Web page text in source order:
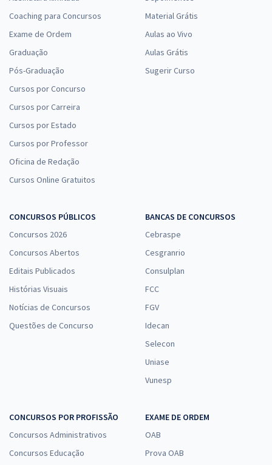
Coaching para Concursos
Exame de Ordem
Graduação
Pós-Graduação
Cursos por Concurso
Cursos por Carreira
Cursos por Estado
Cursos por Professor
Oficina de Redação
Cursos Online Gratuitos
Material Grátis
Aulas ao Vivo
Aulas Grátis
Sugerir Curso
CONCURSOS PÚBLICOS
Concursos 2026
Concursos Abertos
Editais Publicados
Histórias Visuais
Notícias de Concursos
Questões de Concurso
BANCAS DE CONCURSOS
Cebraspe
Cesgranrio
Consulplan
FCC
FGV
Idecan
Selecon
Uniase
Vunesp
CONCURSOS POR PROFISSÃO
Concursos Administrativos
Concursos Educação
EXAME DE ORDEM
OAB
Prova OAB